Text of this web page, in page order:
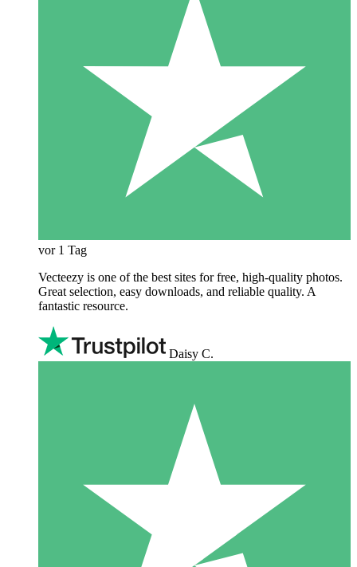
vor 1 Tag
Vecteezy is one of the best sites for free, high‑quality photos.
Great selection, easy downloads, and reliable quality. A
fantastic resource.
Daisy C.